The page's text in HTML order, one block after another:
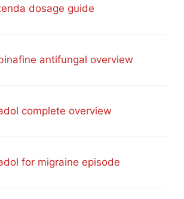
dosage guide
antifungal overview
complete overview
for migraine episode